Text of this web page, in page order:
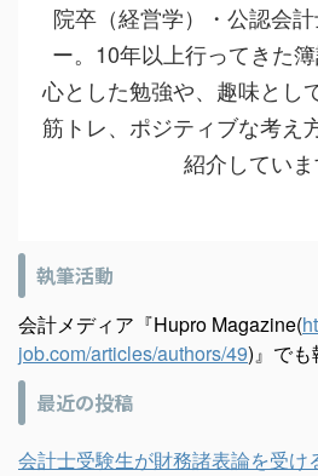
院卒（経営学）・公認会
ー。10年以上行ってきた
心とした勉強や、趣味とし
筋トレ、ポジティブな考え
紹介していま
執筆活動
会計メディア『Hupro Magazine(
job.com/articles/authors/49)』でも
最近の投稿
会計士受験生が財務諸表論を受け